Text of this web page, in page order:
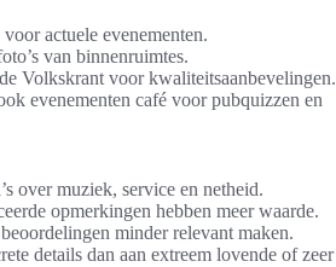
actuele evenementen.
van binnenruimtes.
Volkskrant voor kwaliteitsaanbevelingen.
evenementen café voor pubquizzen en
over muziek, service en netheid.
opmerkingen hebben meer waarde.
minder relevant maken.
details dan aan extreem lovende of zeer